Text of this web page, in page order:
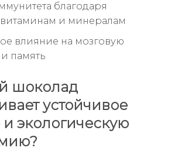
благодаря
и минералам
влияние на мозговую
память
шоколад
устойчивое
и экологическую